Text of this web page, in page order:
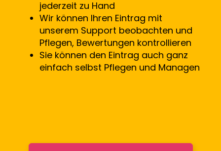
jederzeit zu Hand
Wir können Ihren Eintrag mit
unserem Support beobachten und
Pflegen, Bewertungen kontrollieren
Sie können den Eintrag auch ganz
einfach selbst Pflegen und Managen